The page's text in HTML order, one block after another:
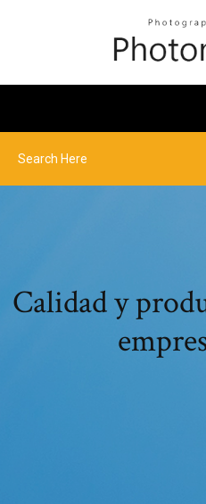
Calidad y